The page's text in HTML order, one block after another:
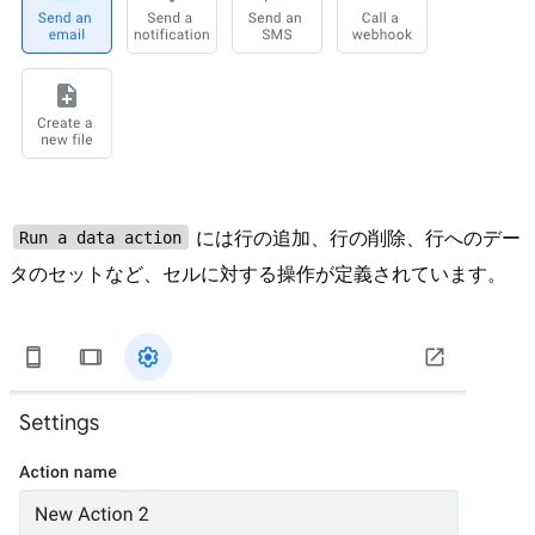
Run a data action
には行の追加、行の削除、行へのデー
タのセットなど、セルに対する操作が定義されています。